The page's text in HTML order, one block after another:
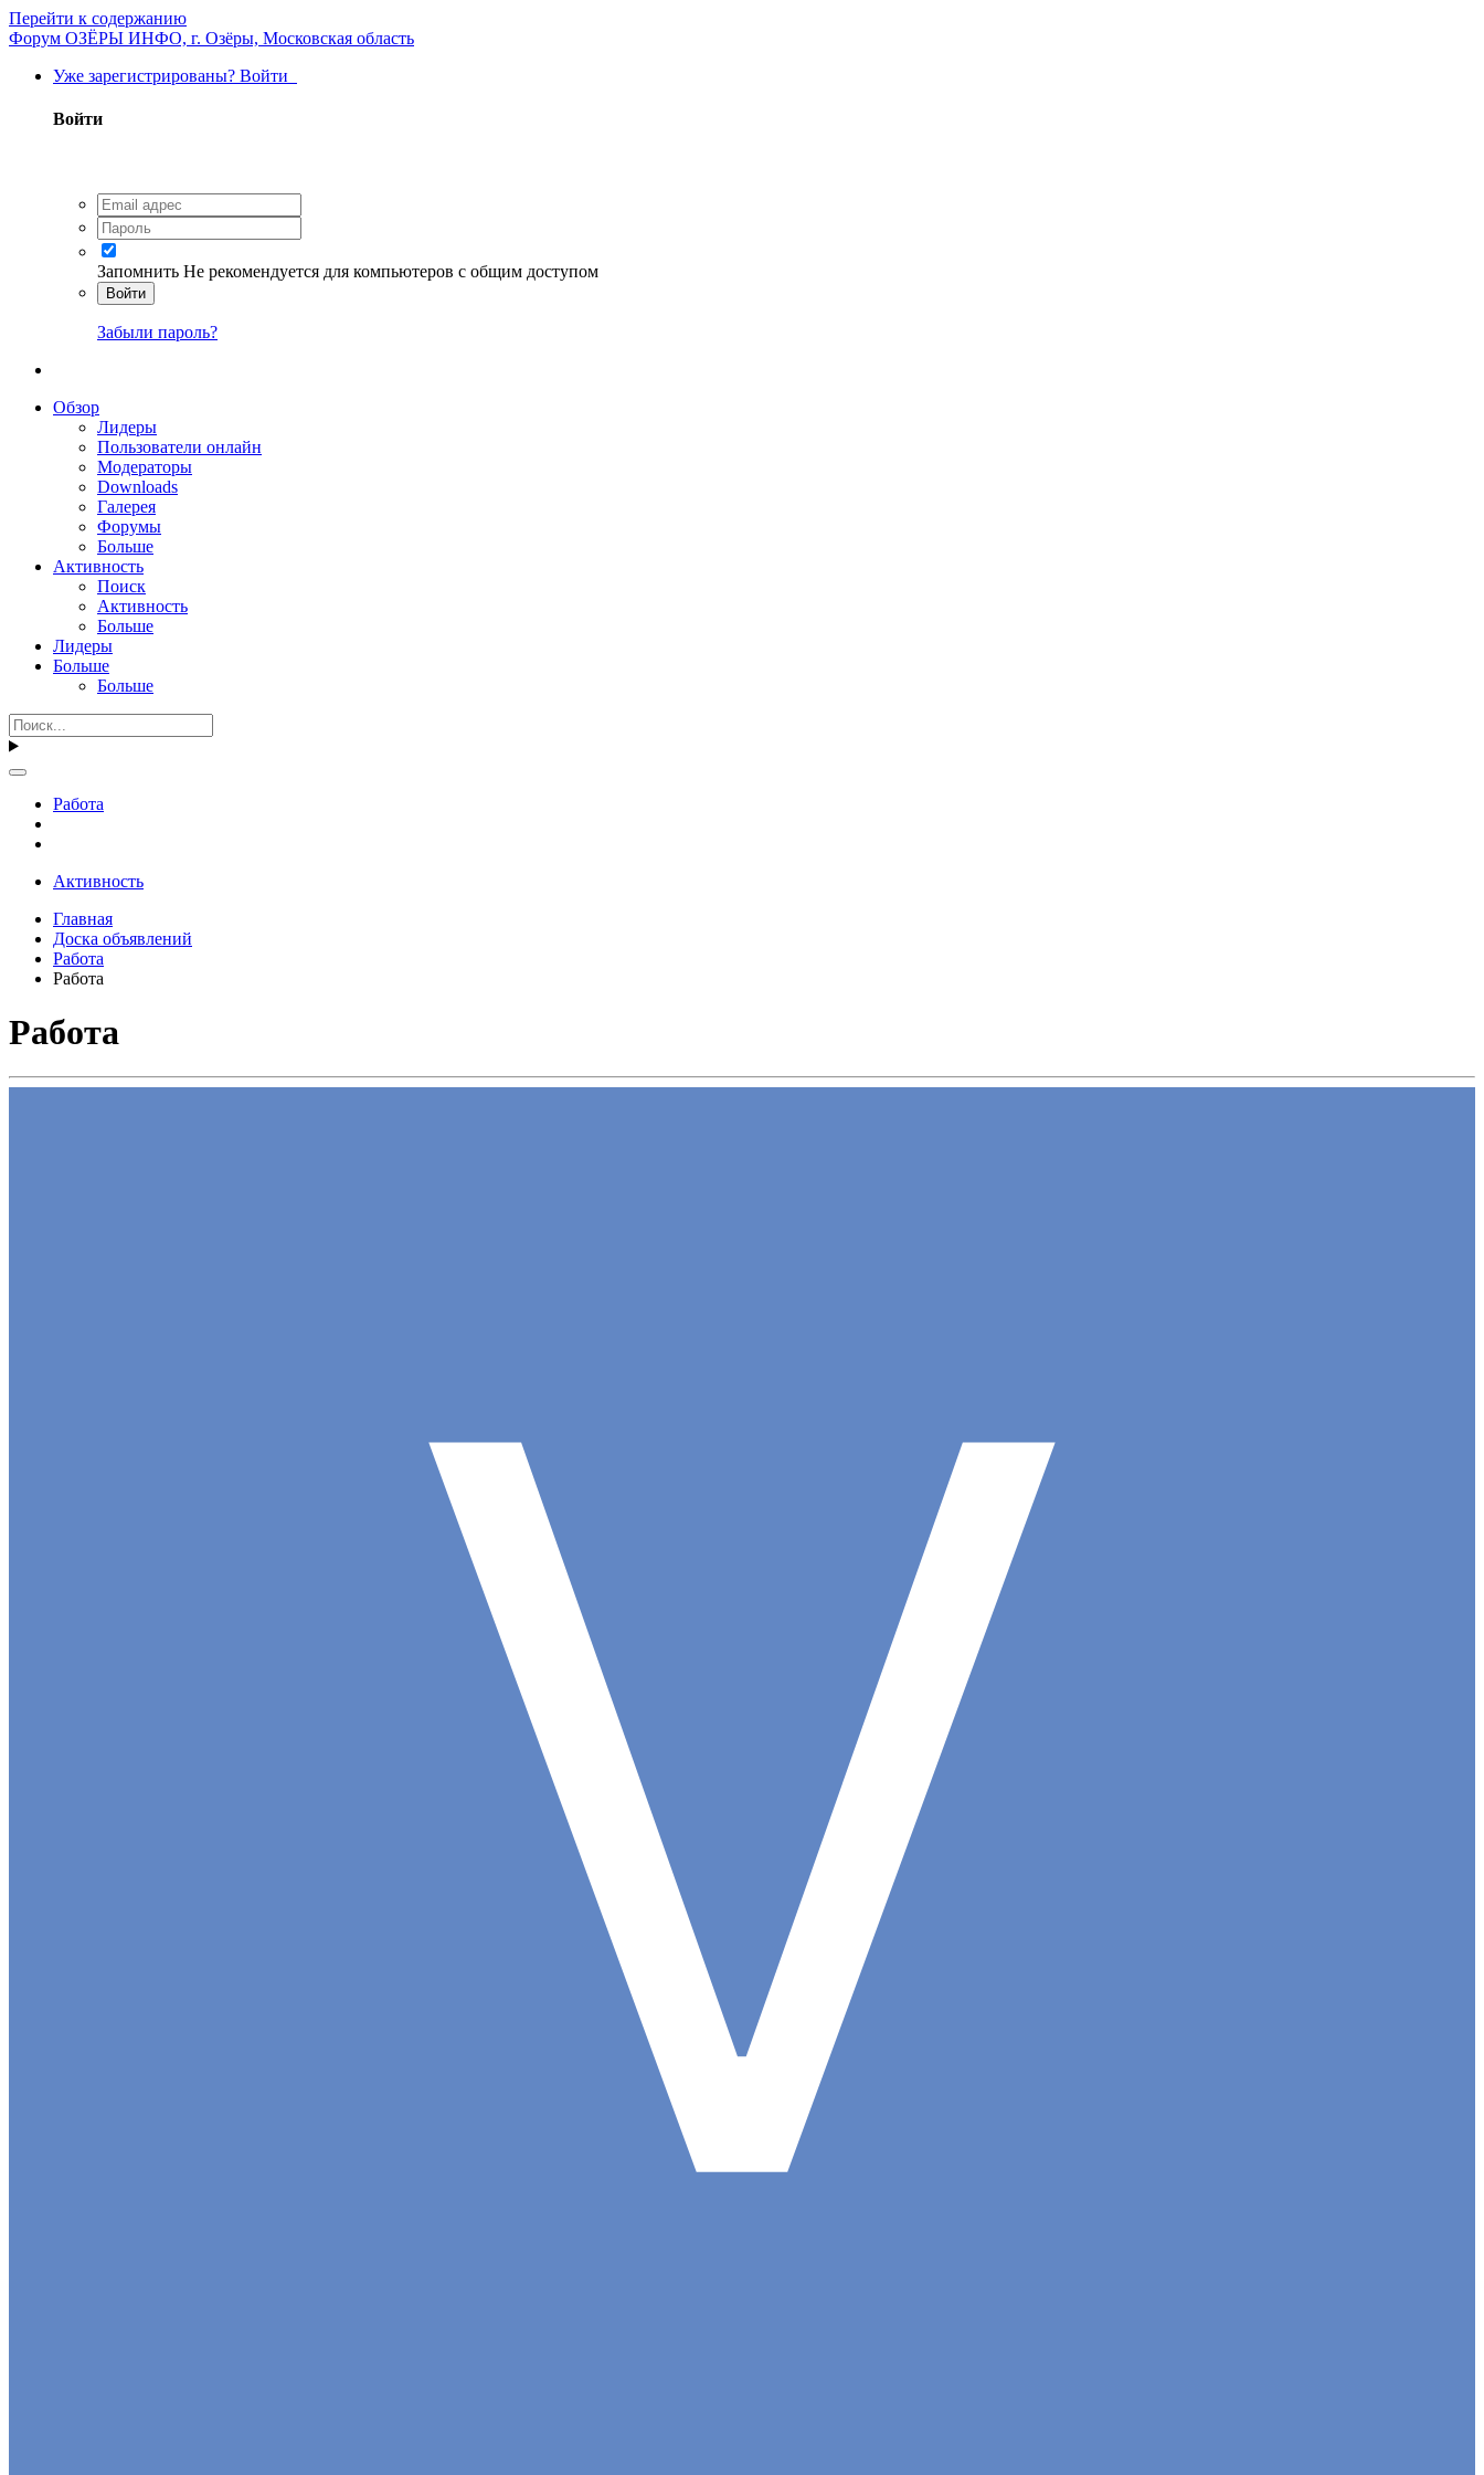
Перейти к содержанию
Форум ОЗЁРЫ ИНФО, г. Озёры, Московская область
Уже зарегистрированы? Войти
Войти
Запомнить Не рекомендуется для компьютеров с общим доступом
Войти
Забыли пароль?
Обзор
Лидеры
Пользователи онлайн
Модераторы
Downloads
Галерея
Форумы
Больше
Активность
Поиск
Активность
Больше
Лидеры
Больше
Больше
Работа
Активность
Главная
Доска объявлений
Работа
Работа
Работа